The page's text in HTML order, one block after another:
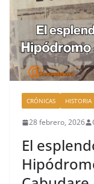
CRÓNICAS HISTORIA
28 febrero, 2026
El